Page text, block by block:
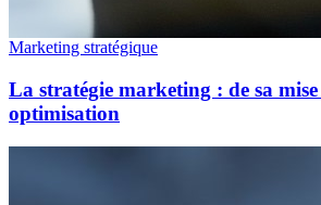
Marketing stratégique
La stratégie marketing : de sa mise
optimisation